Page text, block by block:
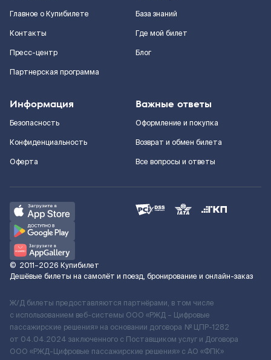
Главное о Купибилете
Контакты
Пресс-центр
Партнерская программа
База знаний
Где мой билет
Блог
Информация
Безопасность
Конфиденциальность
Оферта
Важные ответы
Оформление и покупка
Возврат и обмен билета
Все вопросы и ответы
© 2011–2026 Купибилет
Дешёвые билеты на самолёт и поезд, бронирование и онлайн-заказ
Ж/Д билеты предоставляются партнёрами, в том числе
с использованием веб-системы ООО «РЖД – Цифровые
пассажирские решения» на основании договора № ЦПР-1282
от 04.04.2024 заключенного с Поставщиком услуг и Договора
ООО «РЖД-Цифровые пассажирские решения» c АО «ФПК»